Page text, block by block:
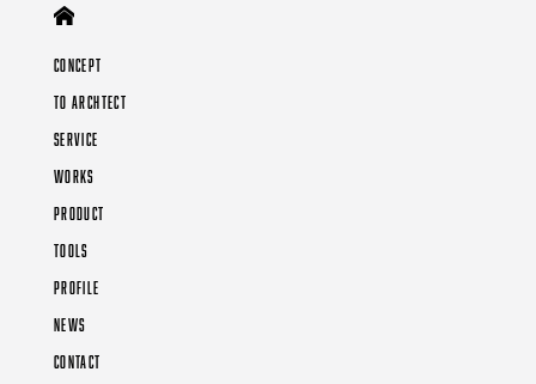
CONCEPT
TO ARCHTECT
SERVICE
WORKS
PRODUCT
TOOLS
PROFILE
NEWS
CONTACT